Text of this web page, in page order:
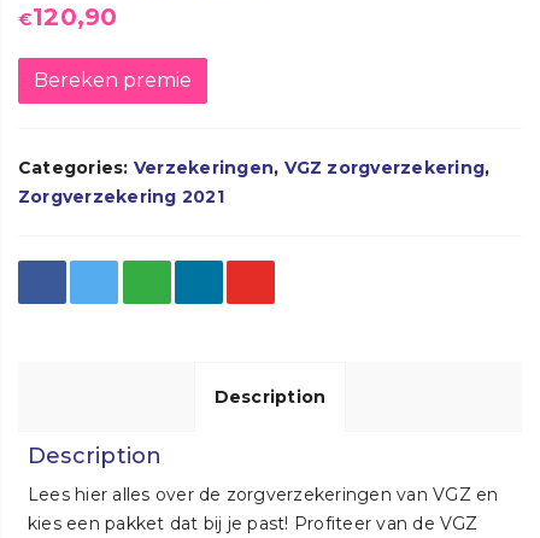
€120,90
Bereken premie
Categories: Verzekeringen, VGZ zorgverzekering,
Zorgverzekering 2021
Description
Description
Lees hier alles over de zorgverzekeringen van VGZ en
kies een pakket dat bij je past! Profiteer van de VGZ